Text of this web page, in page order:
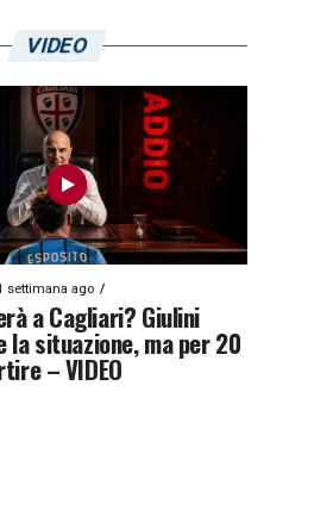
VIDEO
settimana ago
a Cagliari? Giulini
la situazione, ma per 20
– VIDEO